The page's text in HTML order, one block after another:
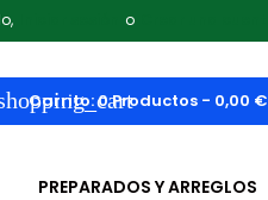
o
Carrito:0Productos - 0,00 €
PREPARADOS Y ARREGLOS